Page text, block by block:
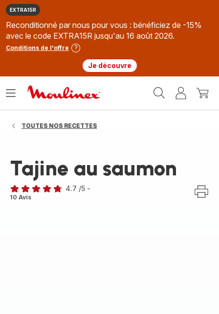
EXTRA15R
Reconditionné par nous pour vous : bénéficiez de -15%
avec le code EXTRA15R jusqu'au 16 août 2026.
Conditions de l'offre
Je découvre
MonMon
Ouvrir
TOUTES NOS RECETTES
Tajine au saumon
ratings.4.7
4.7 /5 -
10 Avis